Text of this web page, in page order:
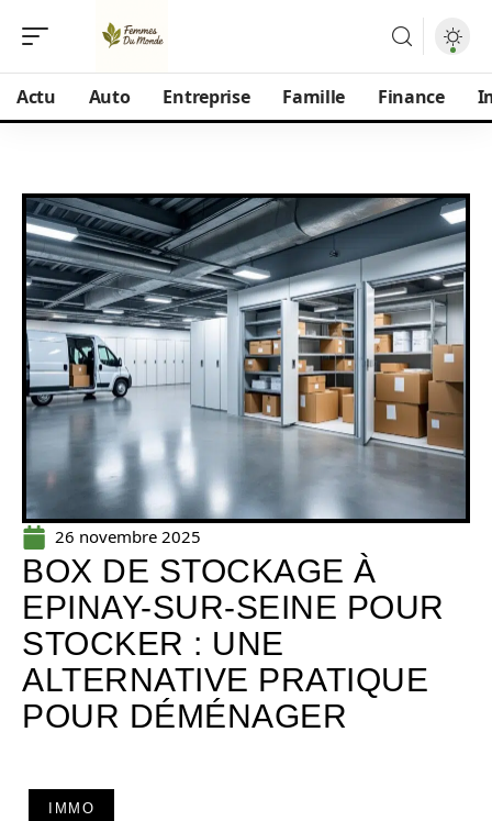
Actu Auto Entreprise Famille Finance
26 novembre 2025
BOX DE STOCKAGE À
EPINAY-SUR-SEINE POUR
STOCKER : UNE
ALTERNATIVE PRATIQUE
POUR DÉMÉNAGER
IMMO